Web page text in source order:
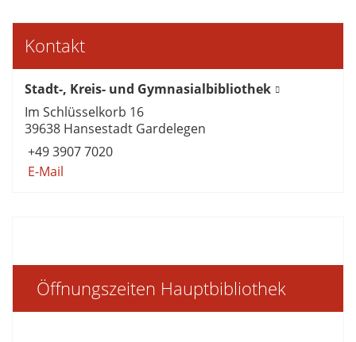
Kontakt
Stadt-, Kreis- und Gymnasialbibliothek
Im Schlüsselkorb 16
39638 Hansestadt Gardelegen
+49 3907 7020
E-Mail
Öffnungszeiten Hauptbibliothek